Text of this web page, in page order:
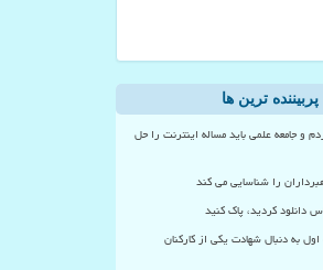
پربیننده ترین ها
و جامعه علمی باید مساله اینترنت را حل
را شناسایی می کند
دانلود کردید، پاک کنید
به دنبال شهادت یکی از کارکنان